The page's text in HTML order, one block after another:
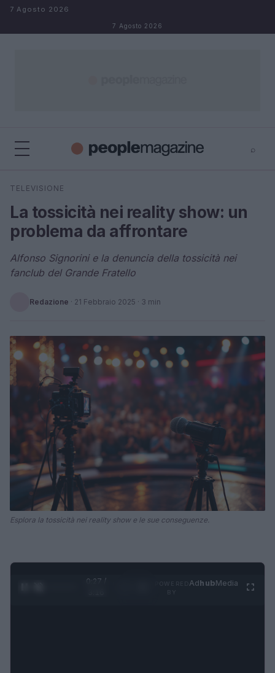
Salta al contenuto
7 Agosto 2026
7 Agosto 2026
⌕
Cerca
TELEVISIONE
La tossicità nei reality show: un
problema da affrontare
Alfonso Signorini e la denuncia della tossicità nei
fanclub del Grande Fratello
Redazione · 21 Febbraio 2025 · 3 min
Esplora la tossicità nei reality show e le sue conseguenze.
0:28 /
AdhubMedia